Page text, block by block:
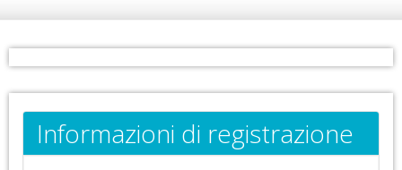
Informazioni di registrazione